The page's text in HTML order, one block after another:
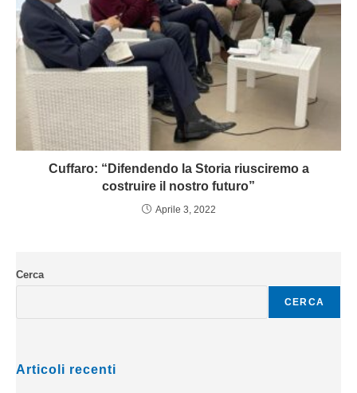
Cuffaro: “Difendendo la Storia riusciremo a
costruire il nostro futuro”
Aprile 3, 2022
Cerca
CERCA
Articoli recenti